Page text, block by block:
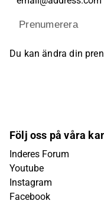
Prenumerera
Du kan ändra din
Följ oss på våra
Inderes Forum
Youtube
Instagram
Facebook